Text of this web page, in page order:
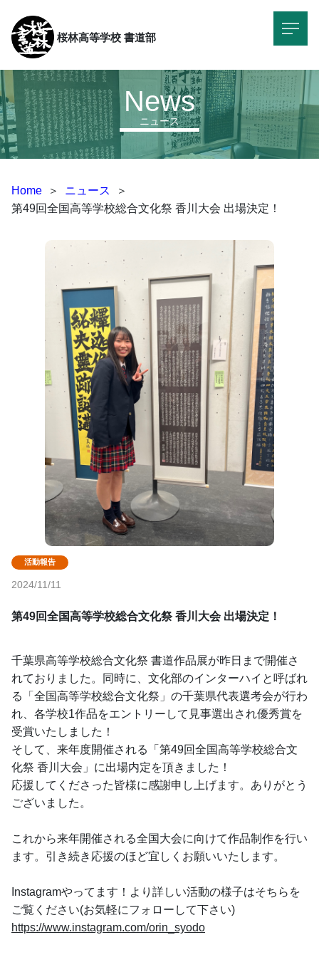
桜林高等学校 書道部
ニュース
News
Home ＞ ニュース
＞
第49回全国高等学校総合文化祭 香川大会 出場決定！
2024/11/11
第49回全国高等学校総合文化祭 香川大会 出場決定！
千葉県高等学校総合文化祭 書道作品展が昨日まで開催さ
れておりました。同時に、文化部のインターハイと呼ばれ
る「全国高等学校総合文化祭」の千葉県代表選考会が行わ
れ、各学校1作品をエントリーして見事選出され優秀賞を
受賞いたしました！
そして、来年度開催される「第49回全国高等学校総合文
化祭 香川大会」に出場内定を頂きました！
応援してくださった皆様に感謝申し上げます。ありがとう
ございました。
これから来年開催される全国大会に向けて作品制作を行い
ます。引き続き応援のほど宜しくお願いいたします。
Instagramやってます！より詳しい活動の様子はそちらを
ご覧ください(お気軽にフォローして下さい)
https://www.instagram.com/orin_syodo